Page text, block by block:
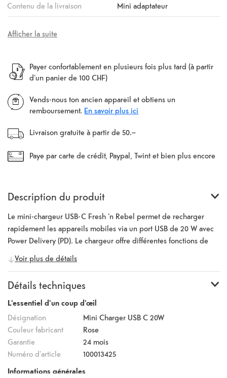
Contenu de la livraison Mini adaptateur
Afficher la suite
Payer confortablement en plusieurs fois plus tard (à partir
d'un panier de 100 CHF)
Vends-nous ton ancien appareil et obtiens un
remboursement. En savoir plus ici
Livraison gratuite à partir de 50.–
Paye par carte de crédit, Paypal, Twint et bien plus encore
Description du produit
Le mini-chargeur USB-C Fresh 'n Rebel permet de recharger
rapidement les appareils mobiles via un port USB de 20 W avec
Power Delivery (PD). Le chargeur offre différentes fonctions de
sécurité comme la protection contre les surtensions, les
surcharges, les courts-circuits et la surchauffe. Il est petit,
de sortie maximale de 20 W.
Voir plus de détails
Détails techniques
L'essentiel d'un coup d'œil
Désignation
Mini Charger USB C 20W
Couleur fabricant
Rose
Garantie
24 mois
Numéro d'article
100013425
Informations générales